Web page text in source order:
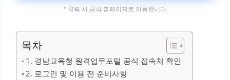
* 클릭 시 공식 홈페이지로 이동합니다
목차
1. 경남교육청 원격업무포털 공식 접속처 확인
2. 로그인 및 이용 전 준비사항